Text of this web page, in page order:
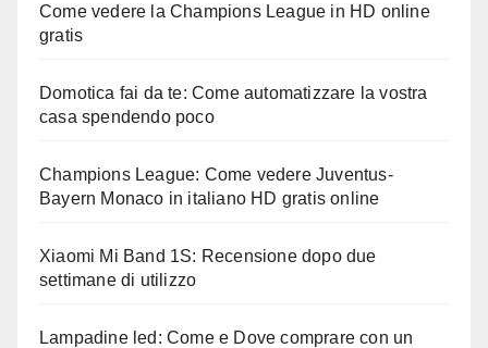
Come vedere la Champions League in HD online
gratis
Domotica fai da te: Come automatizzare la vostra
casa spendendo poco
Champions League: Come vedere Juventus-
Bayern Monaco in italiano HD gratis online
Xiaomi Mi Band 1S: Recensione dopo due
settimane di utilizzo
Lampadine led: Come e Dove comprare con un